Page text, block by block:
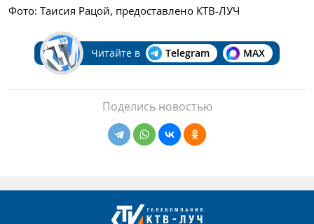
Фото: Таисия Рацой, предоставлено КТВ-ЛУЧ
Читайте в Telegram MAX
Поделись новостью